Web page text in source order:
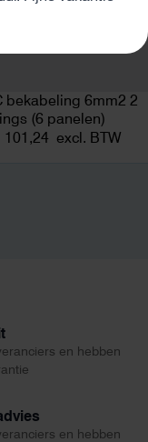
bekabeling 6mm2 2
(6 panelen)
101,24 excl. BTW
en hebben
en hebben